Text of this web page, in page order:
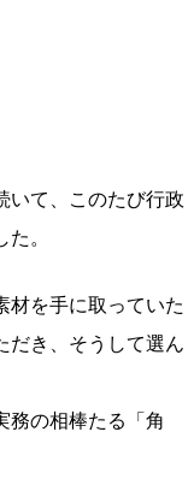
いて、このたび行政
。
材を手に取っていた
だき、そうして選ん
務の相棒たる「角